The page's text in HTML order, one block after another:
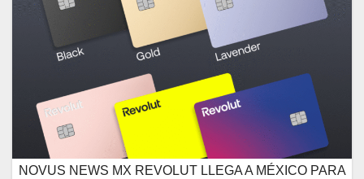
NOVUS NEWS MX REVOLUT LLEGA A MÉXICO PARA